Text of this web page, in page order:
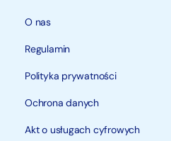
O nas
Regulamin
Polityka prywatności
Ochrona danych
Akt o usługach cyfrowych